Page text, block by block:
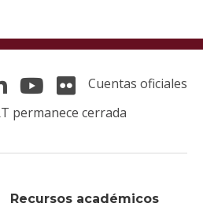
Recursos académicos
Cuentas oficiales
permanece cerrada